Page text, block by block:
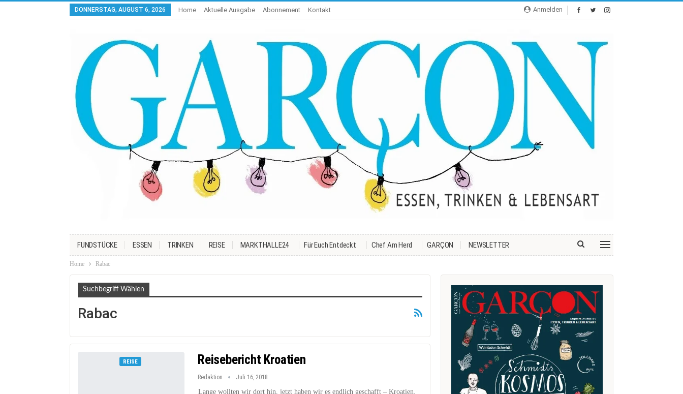
Anmelden
DONNERSTAG, AUGUST 6, 2026 Home Aktuelle Ausgabe Abonnement Kontakt
FUNDSTÜCKE ESSEN TRINKEN REISE MARKTHALLE24 Für Euch Entdeckt Chef Am Herd GARÇON NEWSLETTER
Home Rabac
Suchbegriff Wählen
Rabac
REISE Reisebericht Kroatien
Redaktion Juli 16, 2018
Lange wollten wir dort hin, jetzt haben wir es endlich geschafft – Kroatien.